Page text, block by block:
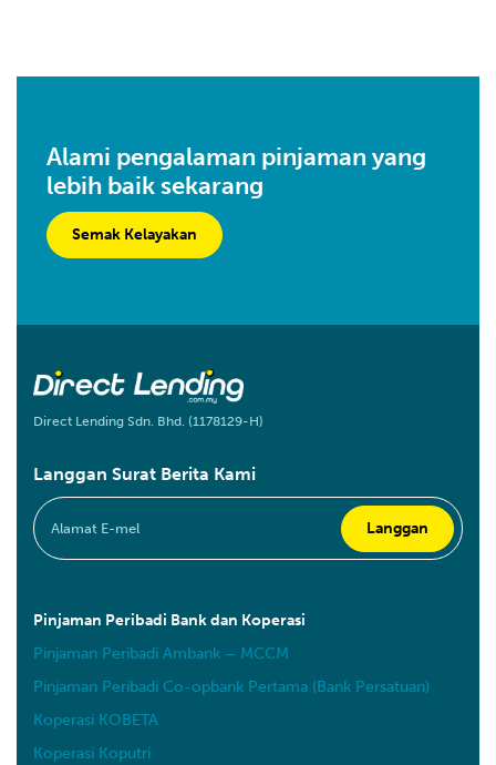
Alami pengalaman pinjaman yang
lebih baik sekarang
Semak Kelayakan
Direct Lending Sdn. Bhd. (1178129-H)
Langgan Surat Berita Kami
Pinjaman Peribadi Bank dan Koperasi
Pinjaman Peribadi Ambank – MCCM
Pinjaman Peribadi Co-opbank Pertama (Bank Persatuan)
Koperasi KOBETA
Koperasi Koputri